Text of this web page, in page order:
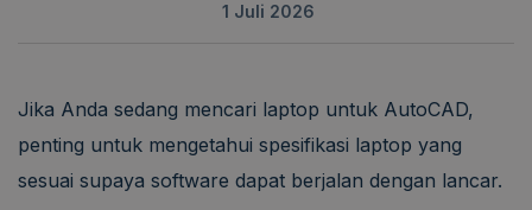
1 Juli 2026
Jika Anda sedang mencari laptop untuk AutoCAD,
penting untuk mengetahui spesifikasi laptop yang
sesuai supaya software dapat berjalan dengan lancar.